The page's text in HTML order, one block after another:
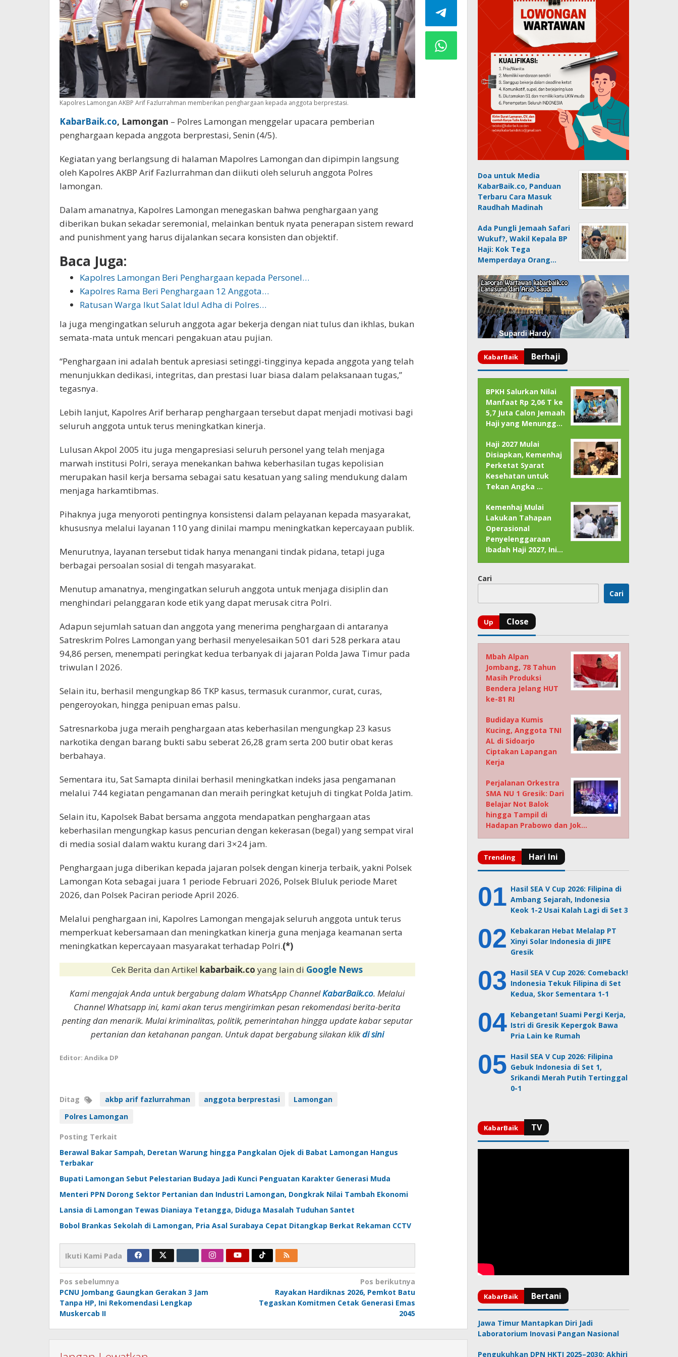
Kapolres Lamongan AKBP Arif Fazlurrahman memberikan penghargaan kepada anggota berprestasi.
KabarBaik.co, Lamongan – Polres Lamongan menggelar upacara pemberian
penghargaan kepada anggota berprestasi, Senin (4/5).
Kegiatan yang berlangsung di halaman Mapolres Lamongan dan dipimpin langsung
oleh Kapolres AKBP Arif Fazlurrahman dan diikuti oleh seluruh anggota Polres
lamongan.
Dalam amanatnya, Kapolres Lamongan menegaskan bahwa penghargaan yang
diberikan bukan sekadar seremonial, melainkan bentuk nyata penerapan sistem reward
and punishment yang harus dijalankan secara konsisten dan objektif.
Baca Juga:
Kapolres Lamongan Beri Penghargaan kepada Personel…
Kapolres Rama Beri Penghargaan 12 Anggota…
Ratusan Warga Ikut Salat Idul Adha di Polres…
Ia juga mengingatkan seluruh anggota agar bekerja dengan niat tulus dan ikhlas, bukan
semata-mata untuk mencari pengakuan atau pujian.
“Penghargaan ini adalah bentuk apresiasi setinggi-tingginya kepada anggota yang telah
menunjukkan dedikasi, integritas, dan prestasi luar biasa dalam pelaksanaan tugas,”
tegasnya.
Lebih lanjut, Kapolres Arif berharap penghargaan tersebut dapat menjadi motivasi bagi
seluruh anggota untuk terus meningkatkan kinerja.
Lulusan Akpol 2005 itu juga mengapresiasi seluruh personel yang telah menjaga
marwah institusi Polri, seraya menekankan bahwa keberhasilan tugas kepolisian
merupakan hasil kerja bersama sebagai satu kesatuan yang saling mendukung dalam
menjaga harkamtibmas.
Pihaknya juga menyoroti pentingnya konsistensi dalam pelayanan kepada masyarakat,
khususnya melalui layanan 110 yang dinilai mampu meningkatkan kepercayaan publik.
Menurutnya, layanan tersebut tidak hanya menangani tindak pidana, tetapi juga
berbagai persoalan sosial di tengah masyarakat.
Menutup amanatnya, mengingatkan seluruh anggota untuk menjaga disiplin dan
menghindari pelanggaran kode etik yang dapat merusak citra Polri.
Adapun sejumlah satuan dan anggota yang menerima penghargaan di antaranya
Satreskrim Polres Lamongan yang berhasil menyelesaikan 501 dari 528 perkara atau
94,86 persen, menempati peringkat kedua terbanyak di jajaran Polda Jawa Timur pada
triwulan I 2026.
Selain itu, berhasil mengungkap 86 TKP kasus, termasuk curanmor, curat, curas,
pengeroyokan, hingga penipuan emas palsu.
Satresnarkoba juga meraih penghargaan atas keberhasilan mengungkap 23 kasus
narkotika dengan barang bukti sabu seberat 26,28 gram serta 200 butir obat keras
berbahaya.
Sementara itu, Sat Samapta dinilai berhasil meningkatkan indeks jasa pengamanan
melalui 744 kegiatan pengamanan dan meraih peringkat ketujuh di tingkat Polda Jatim.
Selain itu, Kapolsek Babat bersama anggota mendapatkan penghargaan atas
keberhasilan mengungkap kasus pencurian dengan kekerasan (begal) yang sempat viral
di media sosial dalam waktu kurang dari 3×24 jam.
Penghargaan juga diberikan kepada jajaran polsek dengan kinerja terbaik, yakni Polsek
Lamongan Kota sebagai juara 1 periode Februari 2026, Polsek Bluluk periode Maret
2026, dan Polsek Paciran periode April 2026.
Melalui penghargaan ini, Kapolres Lamongan mengajak seluruh anggota untuk terus
memperkuat kebersamaan dan meningkatkan kinerja guna menjaga keamanan serta
meningkatkan kepercayaan masyarakat terhadap Polri.(*)
Cek Berita dan Artikel kabarbaik.coyang lain di Google News
Kami mengajak Anda untuk bergabung dalam WhatsApp ChannelKabarBaik.co. Melalui
Channel Whatsapp ini, kami akan terus mengirimkan pesan rekomendasi berita-berita
penting dan menarik. Mulai kriminalitas, politik, pemerintahan hingga update kabar seputar
pertanian dan ketahanan pangan. Untuk dapat bergabung silakan klikdi sini
Editor: Andika DP
Ditag akbp arif fazlurrahman anggota berprestasi
Lamongan
Polres Lamongan
Posting Terkait
Berawal Bakar Sampah, Deretan Warung hingga Pangkalan Ojek di Babat Lamongan Hangus
Terbakar
Bupati Lamongan Sebut Pelestarian Budaya Jadi Kunci Penguatan Karakter Generasi Muda
Menteri PPN Dorong Sektor Pertanian dan Industri Lamongan, Dongkrak Nilai Tambah Ekonomi
Lansia di Lamongan Tewas Dianiaya Tetangga, Diduga Masalah Tuduhan Santet
Bobol Brankas Sekolah di Lamongan, Pria Asal Surabaya Cepat Ditangkap Berkat Rekaman CCTV
Ikuti Kami Pada
Navigasi
pos
Pos sebelumnya
PCNU Jombang Gaungkan Gerakan 3 Jam
Tanpa HP, Ini Rekomendasi Lengkap
Muskercab II
Pos berikutnya
Rayakan Hardiknas 2026, Pemkot Batu
Tegaskan Komitmen Cetak Generasi Emas
2045
Doa untuk Media
KabarBaik.co, Panduan
Terbaru Cara Masuk
Raudhah Madinah
Ada Pungli Jemaah Safari
Wukuf?, Wakil Kepala BP
Haji: Kok Tega
Memperdaya Orang…
BPKH Salurkan Nilai
Manfaat Rp 2,06 T ke
5,7 Juta Calon Jemaah
Haji yang Menungg…
Haji 2027 Mulai
Disiapkan, Kemenhaj
Perketat Syarat
Kesehatan untuk
Tekan Angka …
Kemenhaj Mulai
Lakukan Tahapan
Operasional
Penyelenggaraan
Ibadah Haji 2027, Ini…
Cari
Cari
Mbah Alpan
Jombang, 78 Tahun
Masih Produksi
Bendera Jelang HUT
ke-81 RI
Budidaya Kumis
Kucing, Anggota TNI
AL di Sidoarjo
Ciptakan Lapangan
Kerja
Perjalanan Orkestra
SMA NU 1 Gresik: Dari
Belajar Not Balok
hingga Tampil di
Hadapan Prabowo dan Jok…
Hasil SEA V Cup 2026: Filipina di
Ambang Sejarah, Indonesia
Keok 1-2 Usai Kalah Lagi di Set 3
Kebakaran Hebat Melalap PT
Xinyi Solar Indonesia di JIIPE
Gresik
Hasil SEA V Cup 2026: Comeback!
Indonesia Tekuk Filipina di Set
Kedua, Skor Sementara 1-1
Kebangetan! Suami Pergi Kerja,
Istri di Gresik Kepergok Bawa
Pria Lain ke Rumah
Hasil SEA V Cup 2026: Filipina
Gebuk Indonesia di Set 1,
Srikandi Merah Putih Tertinggal
0-1
Jawa Timur Mantapkan Diri Jadi
Laboratorium Inovasi Pangan Nasional
Pengukuhkan DPN HKTI 2025–2030: Akhiri